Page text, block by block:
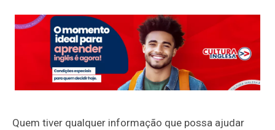
Quem tiver qualquer informação que possa ajudar